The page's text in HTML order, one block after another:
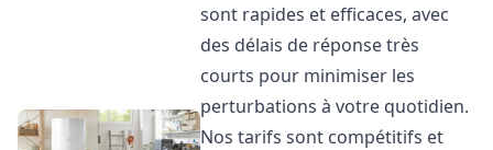
sont rapides et efficaces, avec
des délais de réponse très
courts pour minimiser les
perturbations à votre quotidien.
Nos tarifs sont compétitifs et